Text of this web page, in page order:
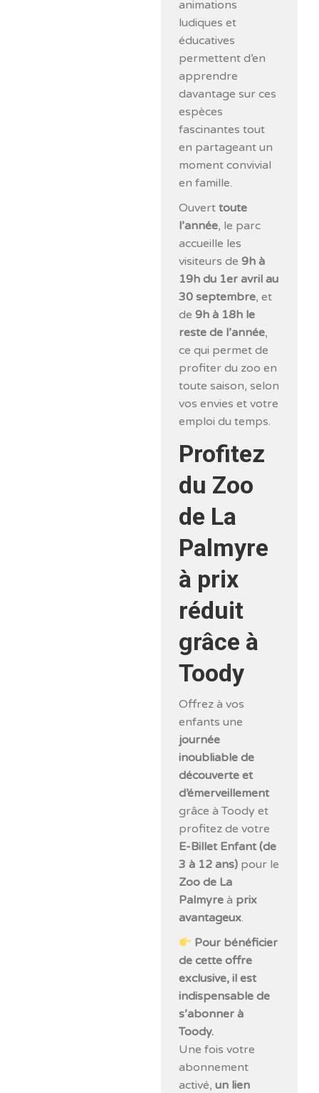
animations
ludiques et
éducatives
permettent d’en
apprendre
davantage sur ces
espèces
fascinantes tout
en partageant un
moment convivial
en famille.
Ouverttoute
l’année, le parc
accueille les
visiteurs de9h à
19h du 1er avril au
30 septembre, et
de9h à 18h le
reste de l’année,
ce qui permet de
profiter du zoo en
toute saison, selon
vos envies et votre
emploi du temps.
Profitez
du Zoo
de La
Palmyre
à prix
réduit
grâce à
Toody
Offrez à vos
enfants une
journée
inoubliable de
découverte et
d’émerveillement
grâce à Toody et
profitez de votre
E-Billet Enfant (de
3 à 12 ans) pour le
Zoo de La
Palmyre à prix
avantageux.
Pour bénéficier
de cette offre
exclusive, il est
indispensable de
s’abonner à
Toody.
Une fois votre
abonnement
activé,un lien